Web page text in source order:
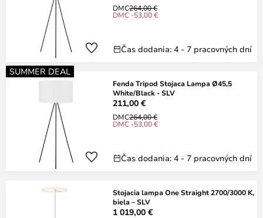
DMC264,00 €
DMC -53,00 €
Čas dodania: 4 - 7 pracovných dní
SUMMER DEAL
Fenda Tripod Stojaca Lampa Ø45,5
White/Black - SLV
211,00 €
DMC264,00 €
DMC -53,00 €
Čas dodania: 4 - 7 pracovných dní
Stojacia lampa One Straight 2700/3000 K,
biela – SLV
1 019,00 €